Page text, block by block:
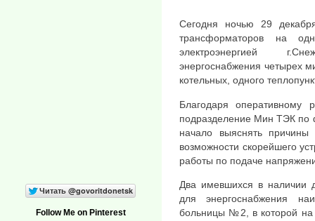
Сегодня ночью 29
трансформаторов на
электроэнергией
энергоснабжения четырех
котельных, одного
Благодаря оперативному
подразделение Мин ТЭК по
начало выяснять причины
возможности скорейшего
работы по подаче
Два имевшихся в наличии
для энергоснабжения
больницы №2, в которой на
Follow Me on Pinterest